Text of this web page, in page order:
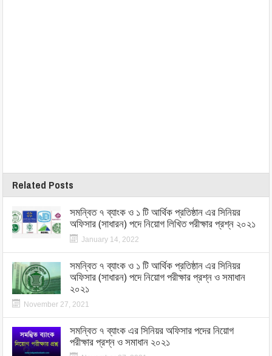
Related Posts
সমন্বিত ৭ ব্যাংক ও ১ টি আর্থিক প্রতিষ্ঠান এর সিনিয়র
অফিসার (সাধারন) পদে নিয়োগ লিখিত পরীক্ষার প্রশ্ন ২০২১
January 14, 2022
সমন্বিত ৭ ব্যাংক ও ১ টি আর্থিক প্রতিষ্ঠান এর সিনিয়র
অফিসার (সাধারন) পদে নিয়োগ পরীক্ষার প্রশ্ন ও সমাধান
২০২১
November 27, 2021
সমন্বিত ৭ ব্যাংক এর সিনিয়র অফিসার পদের নিয়োগ
পরীক্ষার প্রশ্ন ও সমাধান ২০২১